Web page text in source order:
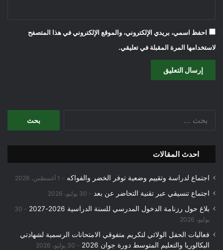
احفظ اسمي، بريدي الإلكتروني، والموقع الإلكتروني في هذا المتصفح
لاستخدامها المرة المقبلة في تعليقي.
احدث المقالات
اجتماع لدراسة وتقييم وضعية توفر الخضر والفواكه 1 أغسطس، 2026
اجتماع تنسيقي عبر تقنية التحاضر عن بعد 30 يوليو، 2026
بلاغ حول رزنامة الدخول المدرسي للسنة الدراسية 2026-2027
30
يوليو، 2026
فعاليات الحفل الولائي لتكريم متفوقي الامتحانات الرسمية لشهادتي
البكالوريا والتعليم المتوسط دورة جوان 2026
30 يوليو، 2026